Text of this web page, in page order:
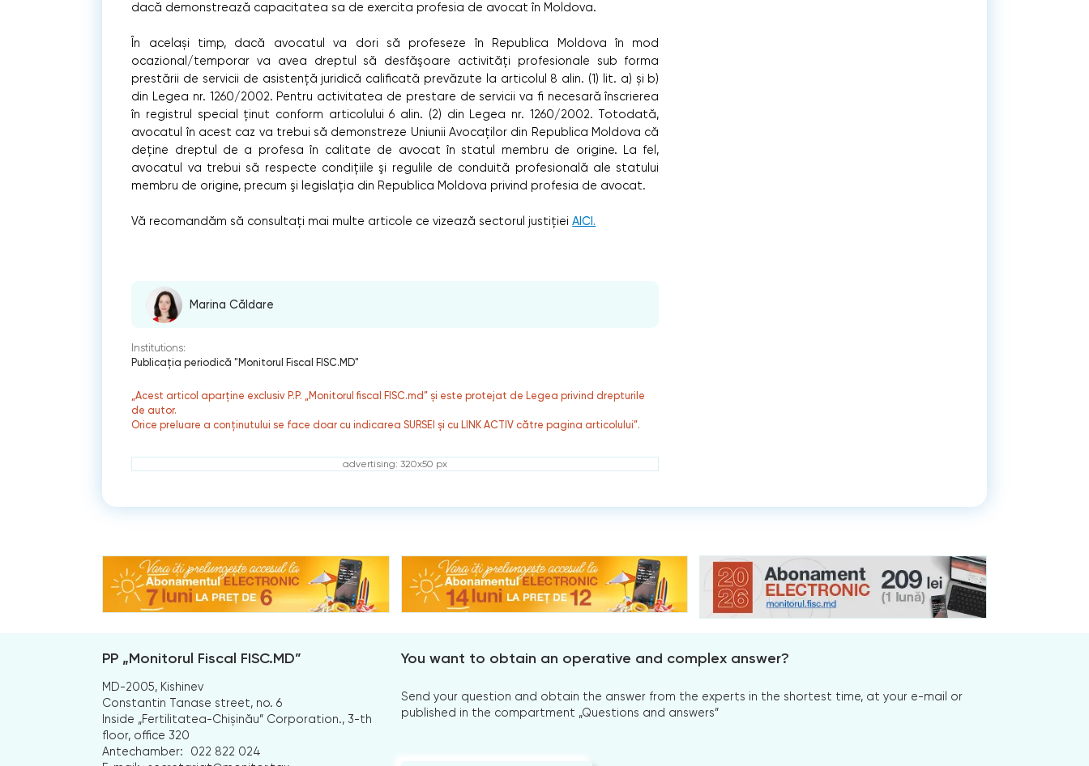
dacă demonstrează capacitatea sa de exercita profesia de avocat în Moldova.
În același timp, dacă avocatul va dori să profeseze în Republica Moldova în mod
ocazional/temporar va avea dreptul să desfăşoare activităţi profesionale sub forma
prestării de servicii de asistență juridică calificată prevăzute la articolul 8 alin. (1) lit. a) și b)
din Legea nr. 1260/2002. Pentru activitatea de prestare de servicii va fi necesară înscrierea
în registrul special ținut conform articolului 6 alin. (2) din Legea nr. 1260/2002. Totodată,
avocatul în acest caz va trebui să demonstreze Uniunii Avocaţilor din Republica Moldova că
deține dreptul de a profesa în calitate de avocat în statul membru de origine. La fel,
avocatul va trebui să respecte condiţiile şi regulile de conduită profesională ale statului
membru de origine, precum şi legislaţia din Republica Moldova privind profesia de avocat.
Vă recomandăm să consultați mai multe articole ce vizează sectorul justițieiAICI.
Marina Căldare
Institutions:
Publicaţia periodică "Monitorul Fiscal FISC.MD"
„Acest articol aparține exclusiv P.P. „Monitorul fiscal FISC.md” și este protejat de Legea privind drepturile
de autor.
Orice preluare a conținutului se face doar cu indicarea SURSEI și cu LINK ACTIV către pagina articolului”.
advertising: 320x50 px
PP „Monitorul Fiscal FISC.MD”
MD-2005, Kishinev
Constantin Tanase street, no. 6
Inside „Fertilitatea-Chișinău” Corporation., 3-th
floor, office 320
Antechamber:
022 822 024
You want to obtain an operative and complex answer?
Send your question and obtain the answer from the experts in the shortest time, at your e-mail or
published in the compartment „Questions and answers”